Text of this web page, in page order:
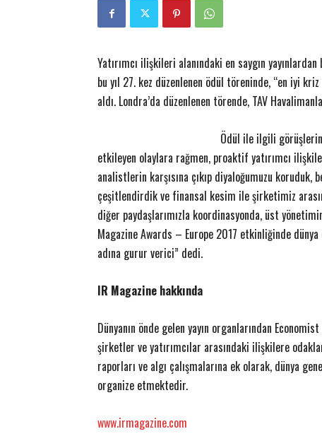
Yatırımcı ilişkileri alanındaki en saygın
bu yıl 27. kez düzenlenen ödül töreninde, “en iyi
aldı. Londra’da düzenlenen törende, TAV
Ödül ile ilgili
etkileyen olaylara rağmen, proaktif yatırımcı
analistlerin karşısına çıkıp diyaloğumuzu
çeşitlendirdik ve finansal kesim ile şirketimiz
diğer paydaşlarımızla koordinasyonda, üst
Magazine Awards – Europe 2017 etkinliğinde
adına gurur verici” dedi.
IR Magazine hakkında
Dünyanın önde gelen yayın organlarından
şirketler ve yatırımcılar arasındaki ilişkilere
raporları ve algı çalışmalarına ek olarak, dünya
organize etmektedir.
www.irmagazine.com
futbolu yepyeni bir
ETKİNLİK
Akzirve Challenge Son Ayağı
Yener YÜKSEK